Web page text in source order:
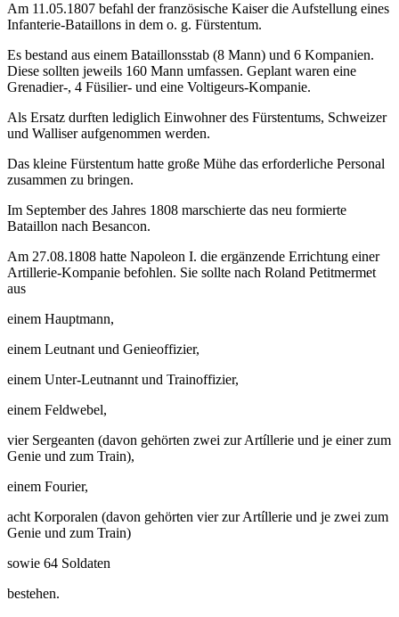
Am 11.05.1807 befahl der französische Kaiser die Aufstellung eines
Infanterie-Bataillons in dem o. g. Fürstentum.
Es bestand aus einem Bataillonsstab (8 Mann) und 6 Kompanien.
Diese sollten jeweils 160 Mann umfassen. Geplant waren eine
Grenadier-, 4 Füsilier- und eine Voltigeurs-Kompanie.
Als Ersatz durften lediglich Einwohner des Fürstentums, Schweizer
und Walliser aufgenommen werden.
Das kleine Fürstentum hatte große Mühe das erforderliche Personal
zusammen zu bringen.
Im September des Jahres 1808 marschierte das neu formierte
Bataillon nach Besancon.
Am 27.08.1808 hatte Napoleon I. die ergänzende Errichtung einer
Artillerie-Kompanie befohlen. Sie sollte nach Roland Petitmermet
aus
einem Hauptmann,
einem Leutnant und Genieoffizier,
einem Unter-Leutnannt und Trainoffizier,
einem Feldwebel,
vier Sergeanten (davon gehörten zwei zur Artíllerie und je einer zum
Genie und zum Train),
einem Fourier,
acht Korporalen (davon gehörten vier zur Artíllerie und je zwei zum
Genie und zum Train)
sowie 64 Soldaten
bestehen.